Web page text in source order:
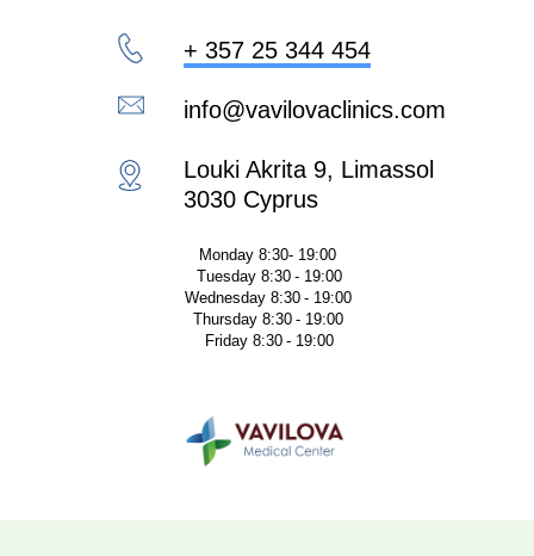
+ 357 25 344 454
info@vavilovaclinics.com
Louki Akrita 9, Limassol
3030 Cyprus
Monday 8:30- 19:00
Tuesday 8:30 - 19:00
Wednesday 8:30 - 19:00
Thursday 8:30 - 19:00
Friday 8:30 - 19:00